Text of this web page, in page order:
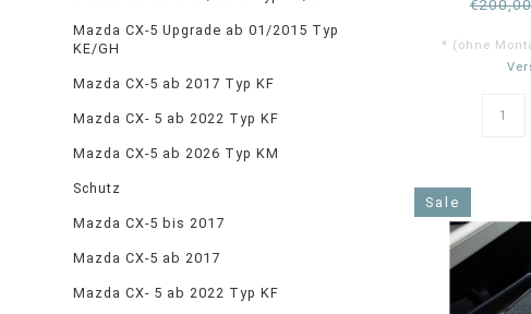
Mazda CX-5 Upgrade ab 01/2015 Typ
KE/GH
Mazda CX-5 ab 2017 Typ KF
Mazda CX- 5 ab 2022 Typ KF
Mazda CX-5 ab 2026 Typ KM
Schutz
Mazda CX-5 bis 2017
Mazda CX-5 ab 2017
Mazda CX- 5 ab 2022 Typ KF
* (ohne
Sale